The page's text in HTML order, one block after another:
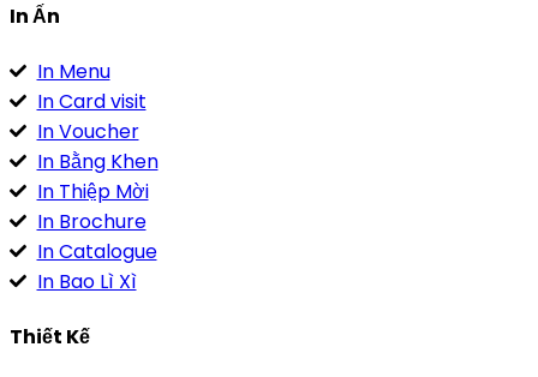
In Ấn
In Menu
In Card visit
In Voucher
In Bằng Khen
In Thiệp Mời
In Brochure
In Catalogue
In Bao Lì Xì
Thiết Kế